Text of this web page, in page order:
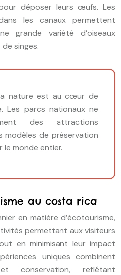
déposer leurs œufs. Les
les canaux permettent
grande variété d’oiseaux
singes.
nature est au cœur de
Les parcs nationaux ne
des attractions
modèles de préservation
le monde entier.
au costa rica
en matière d’écotourisme,
permettant aux visiteurs
en minimisant leur impact
uniques combinent
conservation, reflétant